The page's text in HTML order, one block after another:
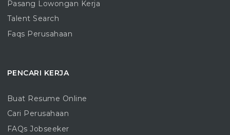
Pasang Lowongan Kerja
Talent Search
Faqs Perusahaan
PENCARI KERJA
Buat Resume Online
Cari Perusahaan
FAQs Jobseeker